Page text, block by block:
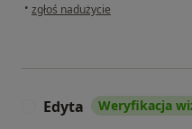
• w opinii użytkownika Beata
zgłoś nadużycie
Edyta Weryfikacja